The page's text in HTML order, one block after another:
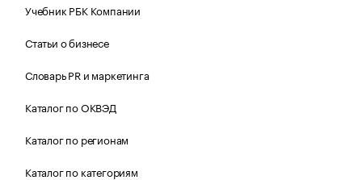
Учебник РБК Компании
Статьи о бизнесе
Словарь PR и маркетинга
Каталог по ОКВЭД
Каталог по регионам
Каталог по категориям